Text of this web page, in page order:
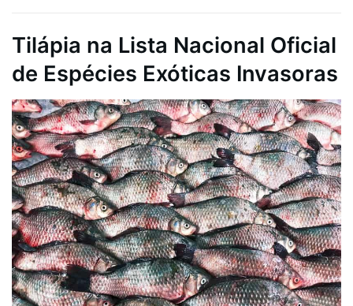
Tilápia na Lista Nacional Oficial
de Espécies Exóticas Invasoras